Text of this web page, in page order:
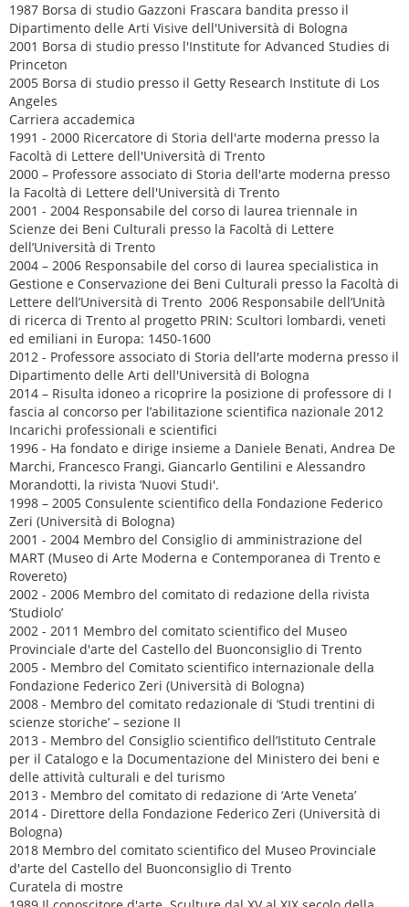
1987 Borsa di studio Gazzoni Frascara bandita presso il
Dipartimento delle Arti Visive dell'Università di Bologna
2001 Borsa di studio presso l'Institute for Advanced Studies di
Princeton
2005 Borsa di studio presso il Getty Research Institute di Los
Angeles
Carriera accademica
1991 - 2000 Ricercatore di Storia dell'arte moderna presso la
Facoltà di Lettere dell'Università di Trento
2000 – Professore associato di Storia dell'arte moderna presso
la Facoltà di Lettere dell'Università di Trento
2001 - 2004 Responsabile del corso di laurea triennale in
Scienze dei Beni Culturali presso la Facoltà di Lettere
dell’Università di Trento
2004 – 2006 Responsabile del corso di laurea specialistica in
Gestione e Conservazione dei Beni Culturali presso la Facoltà di
Lettere dell’Università di Trento 2006 Responsabile dell’Unità
di ricerca di Trento al progetto PRIN: Scultori lombardi, veneti
ed emiliani in Europa: 1450-1600
2012 - Professore associato di Storia dell'arte moderna presso il
Dipartimento delle Arti dell'Università di Bologna
2014 – Risulta idoneo a ricoprire la posizione di professore di I
fascia al concorso per l’abilitazione scientifica nazionale 2012
Incarichi professionali e scientifici
1996 - Ha fondato e dirige insieme a Daniele Benati, Andrea De
Marchi, Francesco Frangi, Giancarlo Gentilini e Alessandro
Morandotti, la rivista ‘Nuovi Studi'.
1998 – 2005 Consulente scientifico della Fondazione Federico
Zeri (Università di Bologna)
2001 - 2004 Membro del Consiglio di amministrazione del
MART (Museo di Arte Moderna e Contemporanea di Trento e
Rovereto)
2002 - 2006 Membro del comitato di redazione della rivista
‘Studiolo’
2002 - 2011 Membro del comitato scientifico del Museo
Provinciale d'arte del Castello del Buonconsiglio di Trento
2005 - Membro del Comitato scientifico internazionale della
Fondazione Federico Zeri (Università di Bologna)
2008 - Membro del comitato redazionale di ‘Studi trentini di
scienze storiche’ – sezione II
2013 - Membro del Consiglio scientifico dell’Istituto Centrale
per il Catalogo e la Documentazione del Ministero dei beni e
delle attività culturali e del turismo
2013 - Membro del comitato di redazione di ‘Arte Veneta’
2014 - Direttore della Fondazione Federico Zeri (Università di
Bologna)
2018 Membro del comitato scientifico del Museo Provinciale
d'arte del Castello del Buonconsiglio di Trento
Curatela di mostre